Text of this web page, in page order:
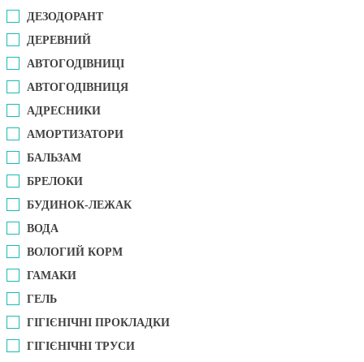
ДЕЗОДОРАНТ
ДЕРЕВНИЙ
АВТОГОДІВНИЦІ
АВТОГОДІВНИЦЯ
АДРЕСНИКИ
АМОРТИЗАТОРИ
БАЛЬЗАМ
БРЕЛОКИ
БУДИНОК-ЛЕЖАК
ВОДА
ВОЛОГИЙ КОРМ
ГАМАКИ
ГЕЛЬ
ГІГІЄНІЧНІ ПРОКЛАДКИ
ГІГІЄНІЧНІ ТРУСИ